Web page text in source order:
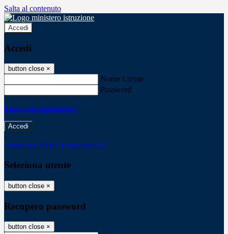
Salta al contenuto
Accedi
Accedi
button close ×
Nome Utente
Password
Password dimenticata?
-
Entra con SPID Entra con CIE
Seleziona utente
button close ×
Recupero password
button close ×